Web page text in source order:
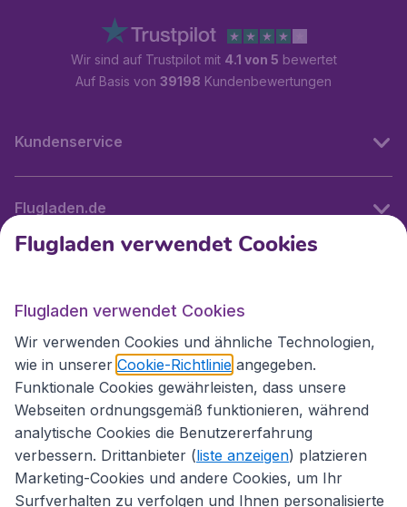
Wir sind auf Trustpilot mit 4.1 von 5 bewertet
Auf Basis von 39198 Kundenbewertungen
Kundenservice
Flugladen.de
Folgen Sie uns:
Flugladen verwendet Cookies
Flugladen verwendet Cookies
Wir verwenden Cookies und ähnliche Technologien,
wie in unserer Cookie-Richtlinie angegeben.
Funktionale Cookies gewährleisten, dass unsere
Webseiten ordnungsgemäß funktionieren, während
analytische Cookies die Benutzererfahrung
verbessern. Drittanbieter (liste anzeigen) platzieren
Marketing-Cookies und andere Cookies, um Ihr
Surfverhalten zu verfolgen und Ihnen personalisierte